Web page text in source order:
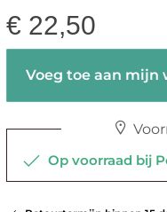
€ 22,50
Voeg toe aan
Op voorraad bij